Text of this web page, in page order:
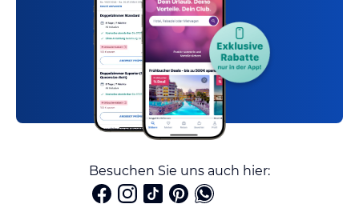
Besuchen Sie uns auch hier: